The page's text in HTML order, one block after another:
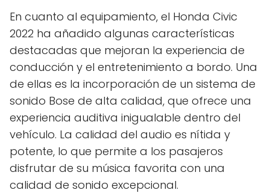
En cuanto al equipamiento, el Honda Civic
2022 ha añadido algunas características
destacadas que mejoran la experiencia de
conducción y el entretenimiento a bordo. Una
de ellas es la incorporación de un sistema de
sonido Bose de alta calidad, que ofrece una
experiencia auditiva inigualable dentro del
vehículo. La calidad del audio es nítida y
potente, lo que permite a los pasajeros
disfrutar de su música favorita con una
calidad de sonido excepcional.